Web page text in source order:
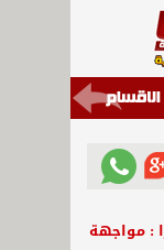
: مواجهة